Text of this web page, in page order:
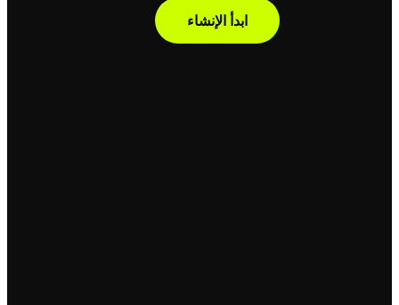
ابدأ الإنشاء